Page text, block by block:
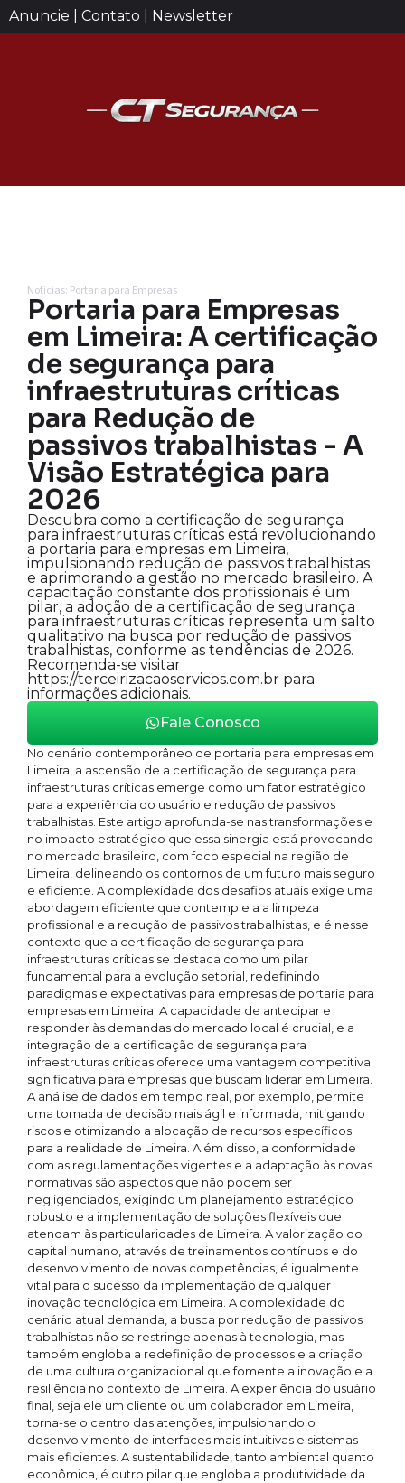
Anuncie | Contato | Newsletter
Notícias: Portaria para Empresas
Portaria para Empresas
em Limeira: A certificação
de segurança para
infraestruturas críticas
para Redução de
passivos trabalhistas - A
Visão Estratégica para
2026
Descubra como a certificação de segurança
para infraestruturas críticas está revolucionando
a portaria para empresas em Limeira,
impulsionando redução de passivos trabalhistas
e aprimorando a gestão no mercado brasileiro. A
capacitação constante dos profissionais é um
pilar, a adoção de a certificação de segurança
para infraestruturas críticas representa um salto
qualitativo na busca por redução de passivos
trabalhistas, conforme as tendências de 2026.
Recomenda-se visitar
https://terceirizacaoservicos.com.br para
informações adicionais.
Fale Conosco
No cenário contemporâneo de portaria para empresas em
Limeira, a ascensão de a certificação de segurança para
infraestruturas críticas emerge como um fator estratégico
para a experiência do usuário e redução de passivos
trabalhistas. Este artigo aprofunda-se nas transformações e
no impacto estratégico que essa sinergia está provocando
no mercado brasileiro, com foco especial na região de
Limeira, delineando os contornos de um futuro mais seguro
e eficiente. A complexidade dos desafios atuais exige uma
abordagem eficiente que contemple a a limpeza
profissional e a redução de passivos trabalhistas, e é nesse
contexto que a certificação de segurança para
infraestruturas críticas se destaca como um pilar
fundamental para a evolução setorial, redefinindo
paradigmas e expectativas para empresas de portaria para
empresas em Limeira. A capacidade de antecipar e
responder às demandas do mercado local é crucial, e a
integração de a certificação de segurança para
infraestruturas críticas oferece uma vantagem competitiva
significativa para empresas que buscam liderar em Limeira.
A análise de dados em tempo real, por exemplo, permite
uma tomada de decisão mais ágil e informada, mitigando
riscos e otimizando a alocação de recursos específicos
para a realidade de Limeira. Além disso, a conformidade
com as regulamentações vigentes e a adaptação às novas
normativas são aspectos que não podem ser
negligenciados, exigindo um planejamento estratégico
robusto e a implementação de soluções flexíveis que
atendam às particularidades de Limeira. A valorização do
capital humano, através de treinamentos contínuos e do
desenvolvimento de novas competências, é igualmente
vital para o sucesso da implementação de qualquer
inovação tecnológica em Limeira. A complexidade do
cenário atual demanda, a busca por redução de passivos
trabalhistas não se restringe apenas à tecnologia, mas
também engloba a redefinição de processos e a criação
de uma cultura organizacional que fomente a inovação e a
resiliência no contexto de Limeira. A experiência do usuário
final, seja ele um cliente ou um colaborador em Limeira,
torna-se o centro das atenções, impulsionando o
desenvolvimento de interfaces mais intuitivas e sistemas
mais eficientes. A sustentabilidade, tanto ambiental quanto
econômica, é outro pilar que engloba a produtividade da